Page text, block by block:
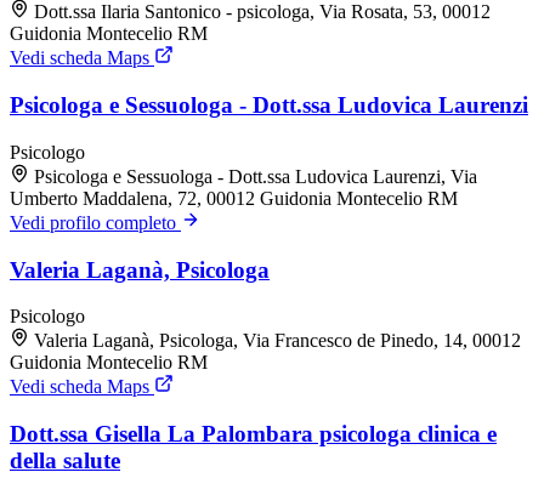
Dott.ssa Ilaria Santonico - psicologa, Via Rosata, 53, 00012
Guidonia Montecelio RM
Vedi scheda Maps
Psicologa e Sessuologa - Dott.ssa Ludovica Laurenzi
Psicologo
Psicologa e Sessuologa - Dott.ssa Ludovica Laurenzi, Via
Umberto Maddalena, 72, 00012 Guidonia Montecelio RM
Vedi profilo completo
Valeria Laganà, Psicologa
Psicologo
Valeria Laganà, Psicologa, Via Francesco de Pinedo, 14, 00012
Guidonia Montecelio RM
Vedi scheda Maps
Dott.ssa Gisella La Palombara psicologa clinica e
della salute